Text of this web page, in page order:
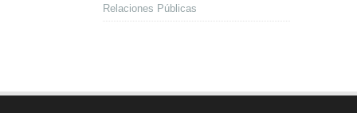
Relaciones Públicas